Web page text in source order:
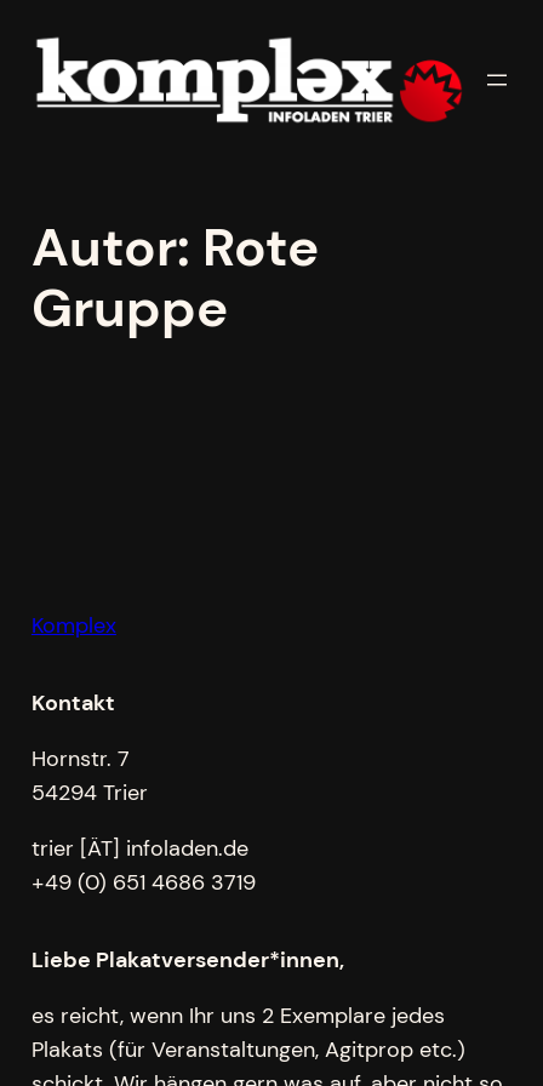
springen
Autor: Rote
Gruppe
Komplex
Kontakt
Hornstr. 7
54294 Trier
trier [ÄT] infoladen.de
+49 (0) 651 4686 3719
Liebe Plakatversender*innen,
es reicht, wenn Ihr uns 2 Exemplare jedes
Plakats (für Veranstaltungen, Agitprop etc.)